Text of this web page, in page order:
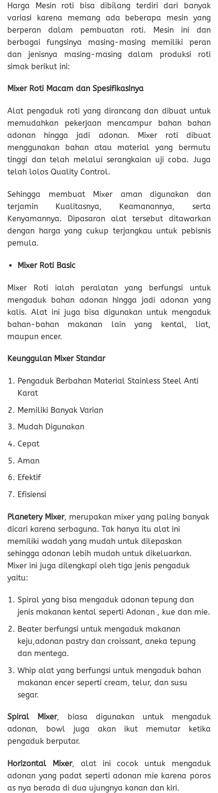
Harga Mesin roti bisa dibilang terdiri dari banyak
variasi karena memang ada beberapa mesin yang
berperan dalam pembuatan roti. Mesin ini dan
berbagai fungsinya masing-masing memiliki peran
dan jenisnya masing-masing dalam produksi roti
simak berikut ini:
Mixer Roti Macam dan Spesifikasinya
Alat pengaduk roti yang dirancang dan dibuat untuk
memudahkan pekerjaan mencampur bahan bahan
adonan hingga jadi adonan. Mixer roti dibuat
menggunakan bahan atau material yang bermutu
tinggi dan telah melalui serangkaian uji coba. Juga
telah lolos Quality Control.
Sehingga membuat Mixer aman digunakan dan
terjamin Kualitasnya, Keamanannya, serta
Kenyamannya. Dipasaran alat tersebut ditawarkan
dengan harga yang cukup terjangkau untuk pebisnis
pemula.
Mixer Roti Basic
Mixer Roti ialah peralatan yang berfungsi untuk
mengaduk bahan adonan hingga jadi adonan yang
kalis. Alat ini juga bisa digunakan untuk mengaduk
bahan-bahan makanan lain yang kental, liat,
maupun encer.
Keunggulan Mixer Standar
Pengaduk Berbahan Material Stainless Steel Anti
Karat
Memiliki Banyak Varian
Mudah Digunakan
Cepat
Aman
Efektif
Efisiensi
Planetery Mixer, merupakan mixer yang paling banyak
dicari karena serbaguna. Tak hanya itu alat ini
memiliki wadah yang mudah untuk dilepaskan
sehingga adonan lebih mudah untuk dikeluarkan.
Mixer ini juga dilengkapi oleh tiga jenis pengaduk
yaitu:
Spiral yang bisa mengaduk adonan tepung dan
jenis makanan kental seperti Adonan , kue dan mie.
Beater berfungsi untuk mengaduk makanan
keju,adonan pastry dan croissant, aneka tepung
dan mentega.
Whip alat yang berfungsi untuk mengaduk bahan
makanan encer seperti cream, telur, dan susu
segar.
Spiral Mixer, biasa digunakan untuk mengaduk
adonan, bowl juga akan ikut memutar ketika
pengaduk berputar.
Horizontal Mixer, alat ini cocok untuk mengaduk
adonan yang padat seperti adonan mie karena poros
as nya berada di dua ujungnya kanan dan kiri.